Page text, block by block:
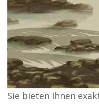
Sie bieten Ihnen